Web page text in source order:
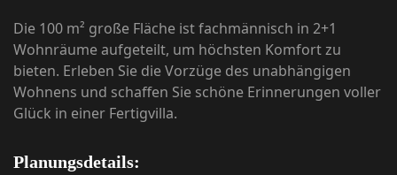
Die 100 m² große Fläche ist fachmännisch in 2+1
Wohnräume aufgeteilt, um höchsten Komfort zu
bieten. Erleben Sie die Vorzüge des unabhängigen
Wohnens und schaffen Sie schöne Erinnerungen voller
Glück in einer Fertigvilla.
Planungsdetails: